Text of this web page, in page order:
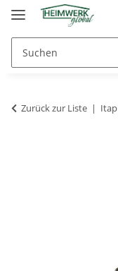
Zurück zur Liste Itap